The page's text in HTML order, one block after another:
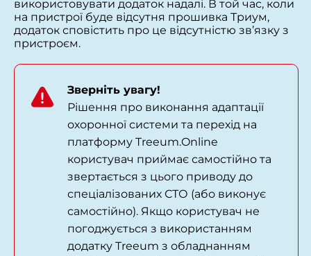
використовувати додаток надалі. В той час, коли
на пристрої буде відсутня прошивка Триум,
додаток сповістить про це відсутністю зв’язку з
пристроєм.
Зверніть увагу!
Рішення про виконання адаптації
охоронної системи та перехід на
платформу Treeum.Online
користувач приймає самостійно та
звертається з цього приводу до
спеціалізованих СТО (або виконує
самостійно). Якщо користувач не
погоджується з використанням
додатку Treeum з обладнанням